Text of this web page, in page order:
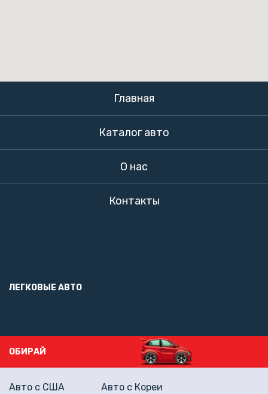
Главная
Каталог авто
О нас
Контакты
ЛЕГКОВЫЕ АВТО
ОБИРАЙ
Авто с США
Авто с Кореи